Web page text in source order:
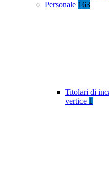
Personale 163
Titolari di
vertice 1